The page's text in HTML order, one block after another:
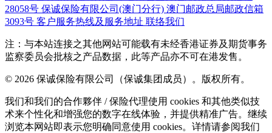
28058号 保诚保险有限公司(澳门分行) 澳门邮政总局邮政信箱
3093号 客户服务热线及服务地址 联络我们
注：与本站连接之其他网站可能载有未经香港证券及期货事务
监察委员会批核之产品数据，此等产品亦不可在港发售。
© 2026 保诚保险有限公司（保诚集团成员）。版权所有。
我们和我们的合作夥伴 / 保险代理使用 cookies 和其他类似技
术来个性化和增强您的数字在线体验，并提供精准广告。继续
浏览本网站即表示您明确同意使用 cookies。详情请参阅我们